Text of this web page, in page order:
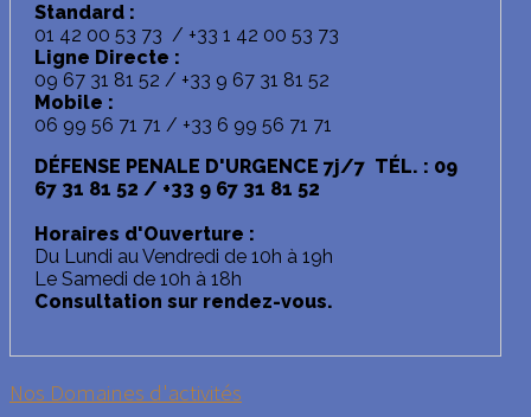
Standard :
01 42 00 53 73 / +33 1 42 00 53 73
Ligne Directe :
09 67 31 81 52 / +33 9 67 31 81 52
Mobile :
06 99 56 71 71 / +33 6 99 56 71 71
DÉFENSE PENALE D'URGENCE 7j/7 TÉL. : 09
67 31 81 52 / +33 9 67 31 81 52
Horaires d'Ouverture :
Du Lundi au Vendredi de 10h à 19h
Le Samedi de 10h à 18h
Consultation sur rendez-vous.
Nos Domaines d'activités